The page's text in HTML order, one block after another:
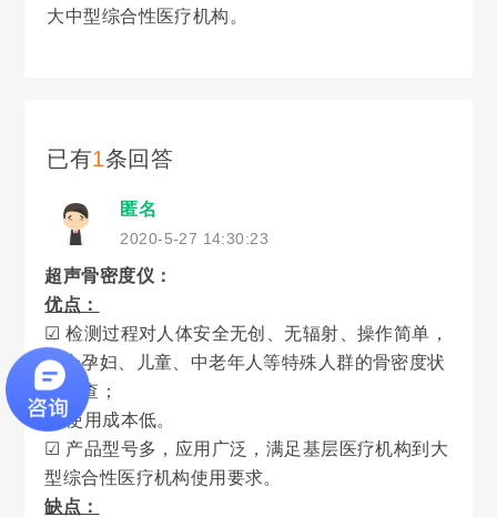
大中型综合性医疗机构。
已有1条回答
匿名
2020-5-27 14:30:23
超声骨密度仪：
优点：
☑ 检测过程对人体安全无创、无辐射、操作简单，
适合孕妇、儿童、中老年人等特殊人群的骨密度状
况筛查；
☑ 使用成本低。
☑ 产品型号多，应用广泛，满足基层医疗机构到大
型综合性医疗机构使用要求。
缺点：